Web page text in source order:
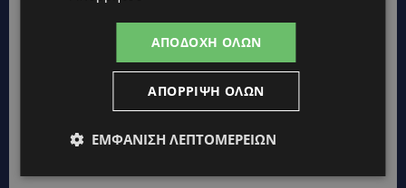
Μαριάννα Σάντη, Ηθοποιός
ΑΠΟΔΟΧΉ ΌΛΩΝ
ΑΠΌΡΡΙΨΗ ΌΛΩΝ
ΕΜΦΆΝΙΣΗ ΛΕΠΤΟΜΕΡΕΙΏΝ